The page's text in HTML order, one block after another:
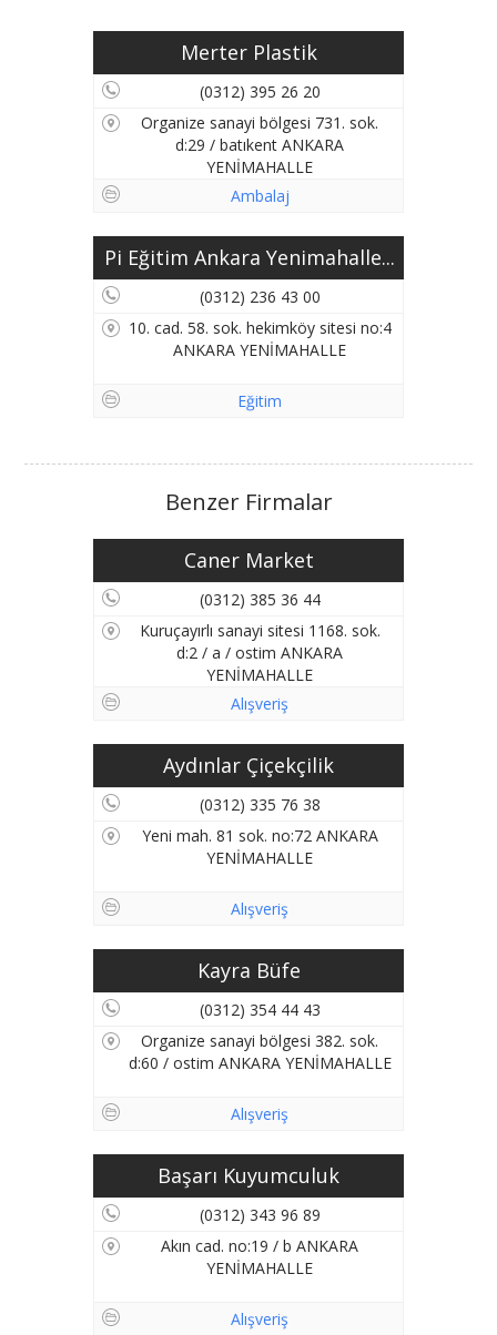
Merter Plastik
(0312) 395 26 20
Organize sanayi bölgesi 731. sok.
d:29 / batıkent ANKARA
YENİMAHALLE
Ambalaj
Pi Eğitim Ankara Yenimahalle...
(0312) 236 43 00
10. cad. 58. sok. hekimköy sitesi no:4
ANKARA YENİMAHALLE
Eğitim
Benzer Firmalar
Caner Market
(0312) 385 36 44
Kuruçayırlı sanayi sitesi 1168. sok.
d:2 / a / ostim ANKARA
YENİMAHALLE
Alışveriş
Aydınlar Çiçekçilik
(0312) 335 76 38
Yeni mah. 81 sok. no:72 ANKARA
YENİMAHALLE
Alışveriş
Kayra Büfe
(0312) 354 44 43
Organize sanayi bölgesi 382. sok.
d:60 / ostim ANKARA YENİMAHALLE
Alışveriş
Başarı Kuyumculuk
(0312) 343 96 89
Akın cad. no:19 / b ANKARA
YENİMAHALLE
Alışveriş